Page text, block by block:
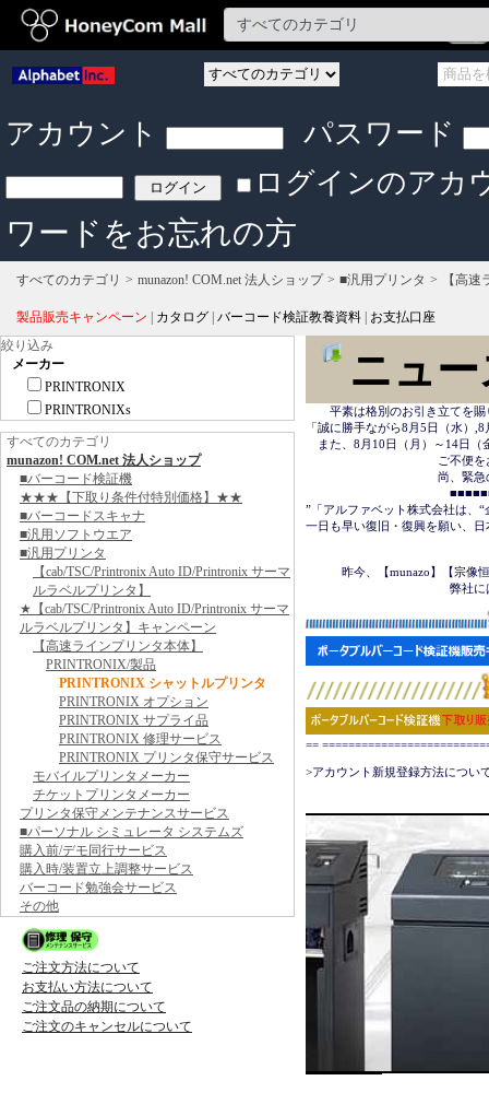
アカウント
パスワード
ログインのアカ
ワードをお忘れの方
すべてのカテゴリ munazon! COM.net 法人ショップ ■汎用プリンタ 【高
製品販売キャンペーン カタログ バーコード検証教養資料
お支払口座
絞り込み
メーカー
PRINTRONIX
PRINTRONIXs
すべてのカテゴリ
munazon! COM.net 法人ショップ
■バーコード検証機
★★★【下取り条件付特別価格】★★
■バーコードスキャナ
■汎用ソフトウエア
■汎用プリンタ
【cab/TSC/Printronix Auto ID/Printronix サーマ
ルラベルプリンタ】
★【cab/TSC/Printronix Auto ID/Printronix サーマ
ルラベルプリンタ】キャンペーン
【高速ラインプリンタ本体】
PRINTRONIX/製品
PRINTRONIX シャットルプリンタ
PRINTRONIX オプション
PRINTRONIX サプライ品
PRINTRONIX 修理サービス
PRINTRONIX プリンタ保守サービス
モバイルプリンタメーカー
チケットプリンタメーカー
プリンタ保守メンテナンスサービス
■パーソナル シミュレータ システムズ
購入前/デモ同行サービス
購入時/装置立上調整サービス
バーコード勉強会サービス
その他
ご注文方法について
お支払い方法について
ご注文品の納期について
ご注文のキャンセルについて
ニュ
平素は格別のお引き立てを賜
「誠に勝手ながら8月5日（水）
また、8月10日（月）～14日（
ご不便をおかけ致しま
尚、緊急の場合は
■■■■■■＜＜     応援
”「アルファベット株式会社は、
一日も早い復旧・復興を願い、
昨今、【munazo】【宗像恒憲
弊社には一切関係はご
==
>アカウント新規登録方法につい